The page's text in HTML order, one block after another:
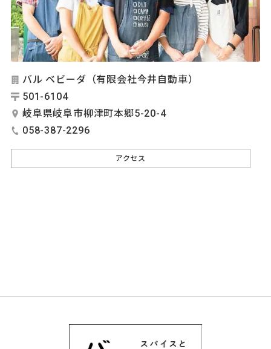
バル ベビーダ（有限会社今井自動車）
501-6104
岐阜県岐阜市柳津町本郷5-20-4
058-387-2296
アクセス